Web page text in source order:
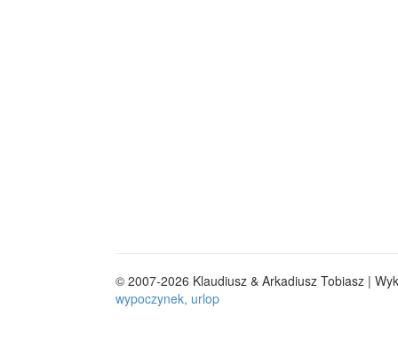
© 2007-2026 Klaudiusz & Arkadiusz Tobiasz |
wypoczynek, urlop